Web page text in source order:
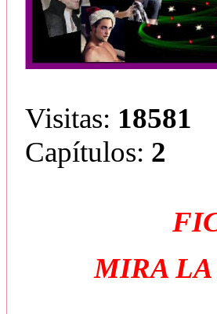
Visitas: 18581
Capítulos: 2
MIRA LA